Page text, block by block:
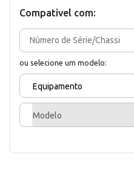
Compativel com:
ou selecione um modelo:
Equipamento
Modelo